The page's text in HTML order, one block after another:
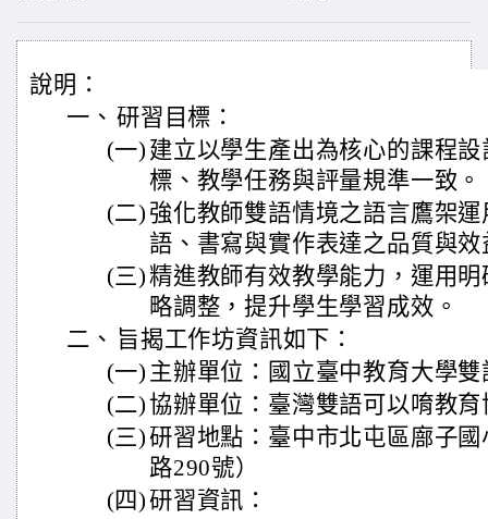
說明：
一、 研習目標：
(一) 建立以學生產出為核心的課程
標、教學任務與評量規準一致。
(二) 強化教師雙語情境之語言鷹架
語、書寫與實作表達之品質與效
(三)精進教師有效教學能力，運用
略調整，提升學生學習成效。
二、 旨揭工作坊資訊如下：
(一) 主辦單位：國立臺中教育大學
(二)協辦單位：臺灣雙語可以唷教育
(三)研習地點：臺中市北屯區廍子
路290號）
(四)研習資訊：